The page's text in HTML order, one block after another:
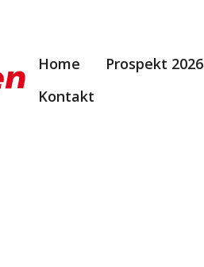
Home Prospekt 2026
Kontakt